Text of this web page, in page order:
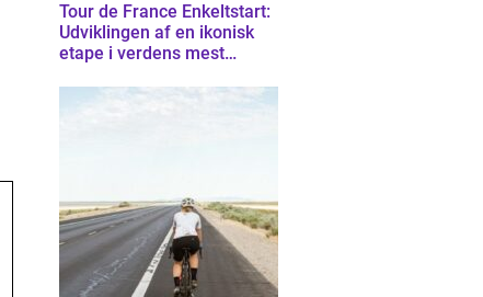
Tour de France Enkeltstart:
Udviklingen af en ikonisk
etape i verdens mest